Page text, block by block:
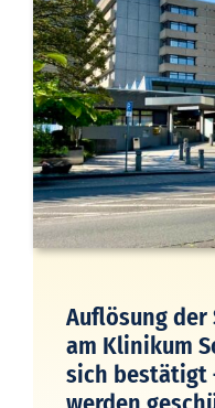
Auflösung
am Klinikum
sich bestätigt